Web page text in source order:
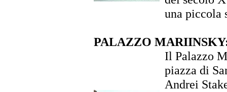
una piccola
PALAZZO
Il Palazzo
piazza di
Andrei